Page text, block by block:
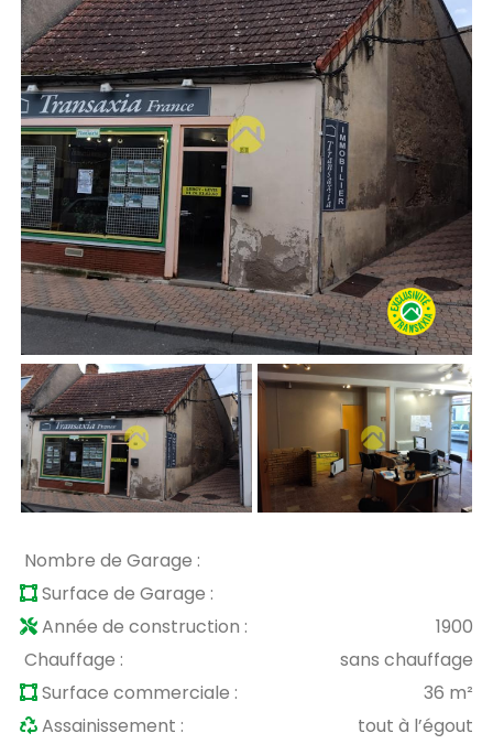
Nombre de Garage :
Surface de Garage :
Année de construction :
1900
Chauffage :
sans chauffage
Surface commerciale :
36 m²
Assainissement :
tout à l’égout